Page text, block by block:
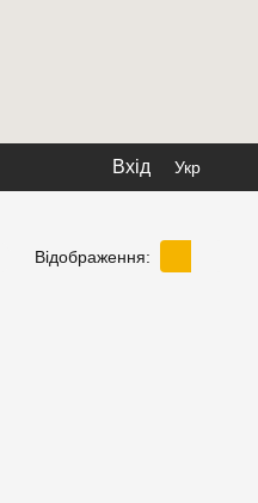
Вхід Укр
Відображення: